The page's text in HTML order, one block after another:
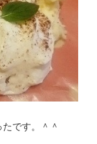
です。＾＾